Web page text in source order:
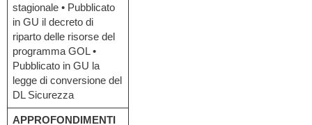
stagionale • Pubblicato
in GU il decreto di
riparto delle risorse del
programma GOL •
Pubblicato in GU la
legge di conversione del
DL Sicurezza
APPROFONDIMENTI